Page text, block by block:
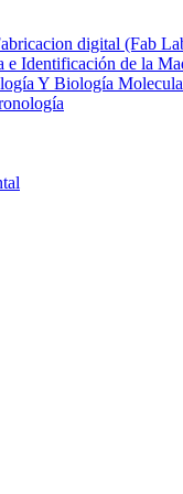
digital (Fab
e Identificación de la
Y Biología